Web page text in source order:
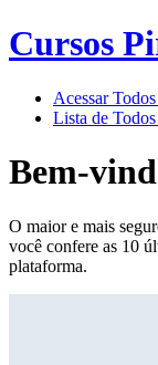
Cursos
Acessar
Lista de
Bem-
O maior e mais
você confere as 10
plataforma.